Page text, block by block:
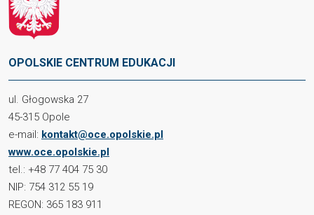
OPOLSKIE CENTRUM EDUKACJI
ul. Głogowska 27
45-315 Opole
e-mail: kontakt@oce.opolskie.pl
www.oce.opolskie.pl
tel.: +48 77 404 75 30
NIP: 754 312 55 19
REGON: 365 183 911